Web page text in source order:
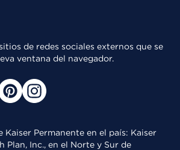
de redes sociales externos que se
ventana del navegador.
Kaiser Permanente en el país: Kaiser
Plan, Inc., en el Norte y Sur de